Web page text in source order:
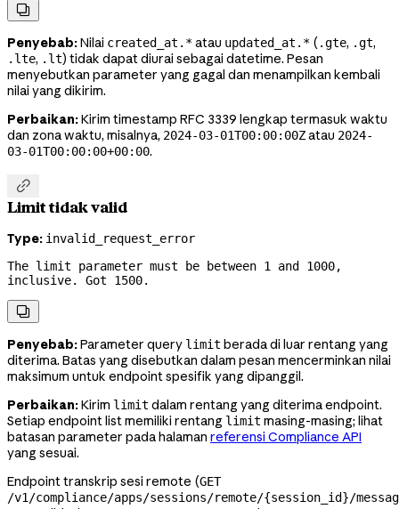

Penyebab:Nilai created_at.*atau updated_at.* ( .gte, .gt,
.lte, .lt) tidak dapat diurai sebagai datetime. Pesan
menyebutkan parameter yang gagal dan menampilkan kembali
nilai yang dikirim.
Perbaikan:Kirim timestamp RFC 3339 lengkap termasuk waktu
dan zona waktu, misalnya, 2024-03-01T00:00:00Zatau 2024-
03-01T00:00:00+00:00.

Limit tidak valid
Type: invalid_request_error
The limit parameter must be between 1 and 1000,
inclusive. Got 1500.

Penyebab:Parameter query limit berada di luar rentang yang
diterima. Batas yang disebutkan dalam pesan mencerminkan nilai
maksimum untuk endpoint spesifik yang dipanggil.
Perbaikan:Kirim limit dalam rentang yang diterima endpoint.
Setiap endpoint list memiliki rentang limit masing-masing; lihat
batasan parameter pada halaman referensi Compliance API
yang sesuai.
Endpoint transkrip sesi remote (GET
/v1/compliance/apps/sessions/remote/{session_id}/